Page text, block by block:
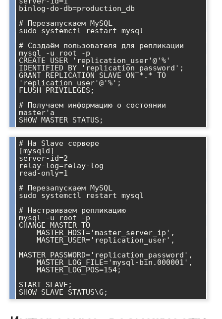
binlog-do-db=production_db
# Перезапускаем MySQL
sudo systemctl restart mysql
# Создаём пользователя для репликации
mysql -u root -p
CREATE USER 'replication_user'@'%'
IDENTIFIED BY 'replication_password';
GRANT REPLICATION SLAVE ON *.* TO
'replication_user'@'%';
FLUSH PRIVILEGES;
# Получаем информацию о состоянии
master'а
# На Slave сервере
[mysqld]
server-id=2
relay-log=relay-log
read-only=1
# Перезапускаем MySQL
sudo systemctl restart mysql
# Настраиваем репликацию
mysql -u root -p
CHANGE MASTER TO
MASTER_PASSWORD='replication_password',
START SLAVE;